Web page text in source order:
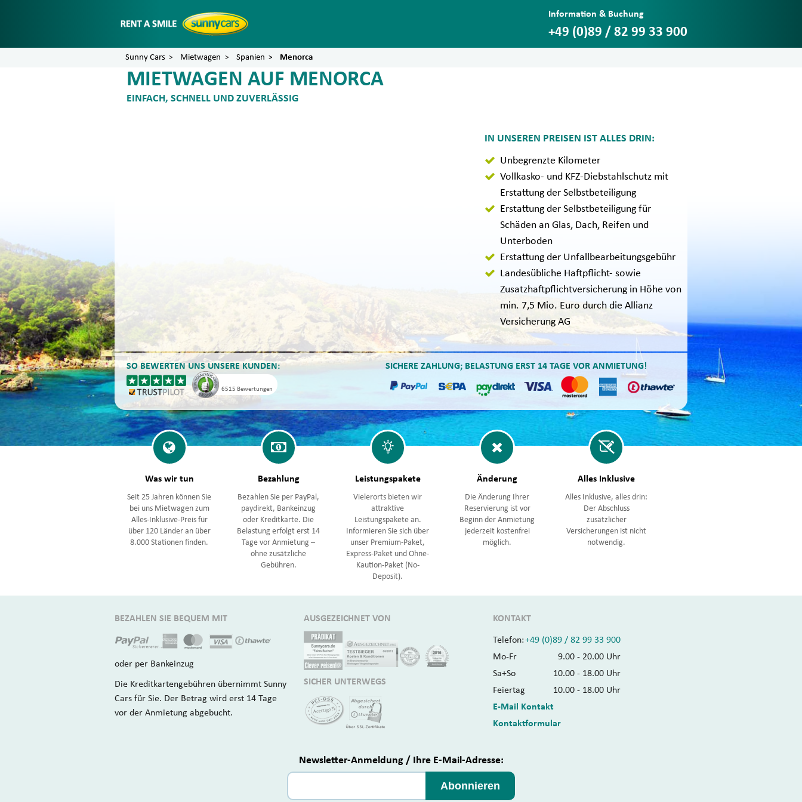
Information & Buchung
+49 (0)89 / 82 99 33 900
Sunny Cars Mietwagen Spanien Menorca
MIETWAGEN AUF MENORCA
EINFACH, SCHNELL UND ZUVERLÄSSIG
IN UNSEREN PREISEN IST ALLES DRIN:
Unbegrenzte Kilometer
Vollkasko- und KFZ-Diebstahlschutz mit
Erstattung der Selbstbeteiligung
Erstattung der Selbstbeteiligung für
Schäden an Glas, Dach, Reifen und
Unterboden
Erstattung der Unfallbearbeitungsgebühr
Landesübliche Haftpflicht- sowie
Zusatzhaftpflichtversicherung in Höhe von
min. 7,5 Mio. Euro durch die Allianz
Versicherung AG
SICHERE ZAHLUNG; BELASTUNG ERST 14 TAGE VOR ANMIETUNG!
SO BEWERTEN UNS UNSERE KUNDEN:
6515 Bewertungen
Was wir tun
Seit 25 Jahren können Sie
bei uns Mietwagen zum
Alles-Inklusive-Preis für
über 120 Länder an über
8.000 Stationen finden.
Bezahlung
Bezahlen Sie per PayPal,
paydirekt, Bankeinzug
oder Kreditkarte. Die
Belastung erfolgt erst 14
Tage vor Anmietung –
ohne zusätzliche
Gebühren.
Leistungspakete
Vielerorts bieten wir
attraktive
Leistungspakete an.
Informieren Sie sich über
unser Premium-Paket,
Express-Paket und Ohne-
Kaution-Paket (No-
Deposit).
Änderung
Die Änderung Ihrer
Reservierung ist vor
Beginn der Anmietung
jederzeit kostenfrei
möglich.
Alles Inklusive
Alles Inklusive, alles drin:
Der Abschluss
zusätzlicher
Versicherungen ist nicht
notwendig.
BEZAHLEN SIE BEQUEM MIT
oder per Bankeinzug
Die Kreditkartengebühren übernimmt Sunny
Cars für Sie. Der Betrag wird erst 14 Tage
vor der Anmietung abgebucht.
AUSGEZEICHNET VON
SICHER UNTERWEGS
KONTAKT
Telefon:+49 (0)89 / 82 99 33 900
Mo-Fr
9.00 - 20.00 Uhr
Sa+So
10.00 - 18.00 Uhr
Feiertag
10.00 - 18.00 Uhr
E-Mail Kontakt
Kontaktformular
Newsletter-Anmeldung / Ihre E-Mail-Adresse:
Abonnieren